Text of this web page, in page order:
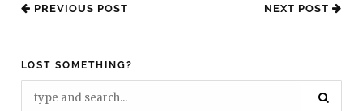
PREVIOUS POST NEXT POST
LOST SOMETHING?